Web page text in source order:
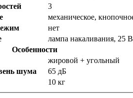
3
механическое,
нет
лампа накаливания, 25
Особенности
жировой + угольный
шума
65 дБ
10 кг